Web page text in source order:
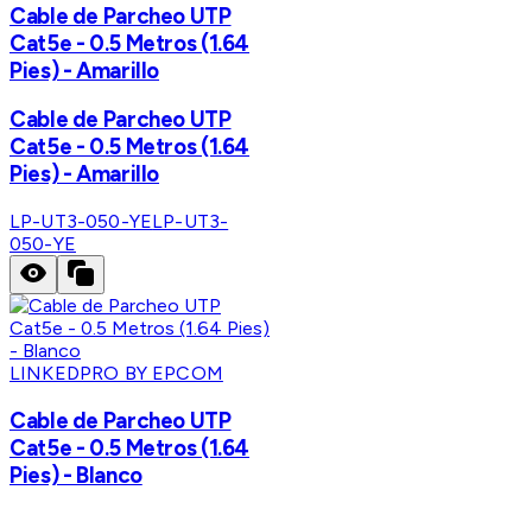
Cable de Parcheo UTP
Cat5e - 0.5 Metros (1.64
Pies) - Amarillo
Cable de Parcheo UTP
Cat5e - 0.5 Metros (1.64
Pies) - Amarillo
LP-UT3-050-YELP-UT3-
050-YE
LINKEDPRO BY EPCOM
Cable de Parcheo UTP
Cat5e - 0.5 Metros (1.64
Pies) - Blanco